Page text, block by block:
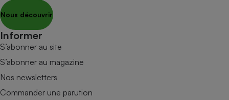
Nous découvrir
Informer
S’abonner au site
S’abonner au magazine
Nos newsletters
Commander une parution